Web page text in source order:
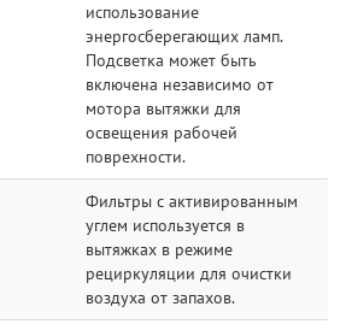
использование
энергосберегающих ламп.
Подсветка может быть
включена независимо от
мотора вытяжки для
освещения рабочей
поврехности.
Фильтры с активированным
углем используется в
вытяжках в режиме
рециркуляции для очистки
воздуха от запахов.